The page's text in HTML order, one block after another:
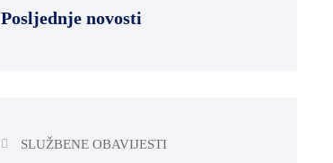
Posljednje novosti
SLUŽBENE OBAVIJESTI